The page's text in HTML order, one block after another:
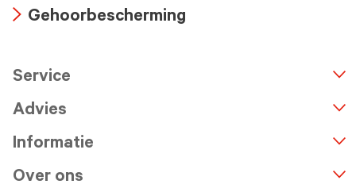
iconGehoorbescherming
Service
Advies
Informatie
Over ons